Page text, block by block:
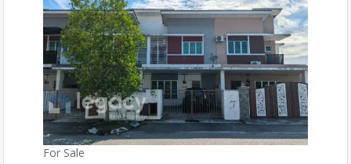
For Sale